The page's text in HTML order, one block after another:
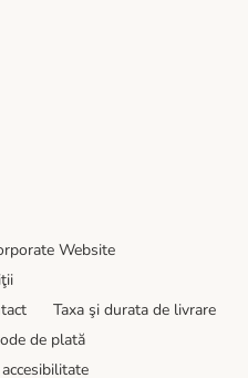
Website
Taxa şi durata de livrare
de plată